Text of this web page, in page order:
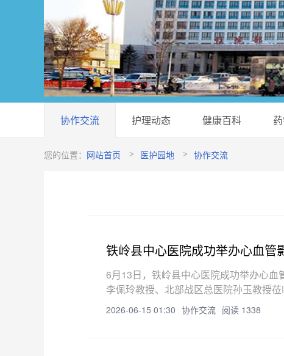
协作交流 护理动态 健康百科
您的位置： 网站首页 医护园地 协作交流
铁岭县中心医院成功举办心血管
6月13日，铁岭县中心医院成功举办心
李佩玲教授、北部战区总医院孙玉教授
心医院院长姜风致辞，对各位专家的到来
2026-06-15 01:30 协作交流 阅读 1338